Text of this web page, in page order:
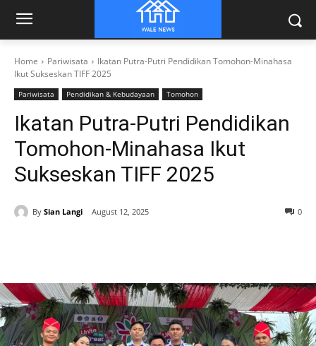
Home Pariwisata
Ikatan Putra-Putri Pendidikan Tomohon-Minahasa
Ikut Sukseskan TIFF 2025
Pariwisata Pendidikan & Kebudayaan Tomohon
Ikatan Putra-Putri Pendidikan
Tomohon-Minahasa Ikut
Sukseskan TIFF 2025
By Sian Langi August 12, 2025 0